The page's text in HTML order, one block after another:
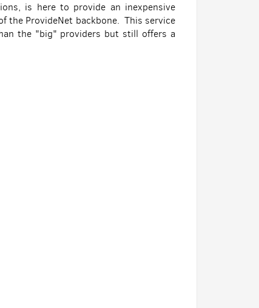
is here to provide an inexpensive
the ProvideNet backbone. This service
the "big" providers but still offers a